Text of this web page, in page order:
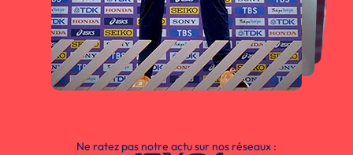
Ne ratez pas notre actu sur nos réseaux :